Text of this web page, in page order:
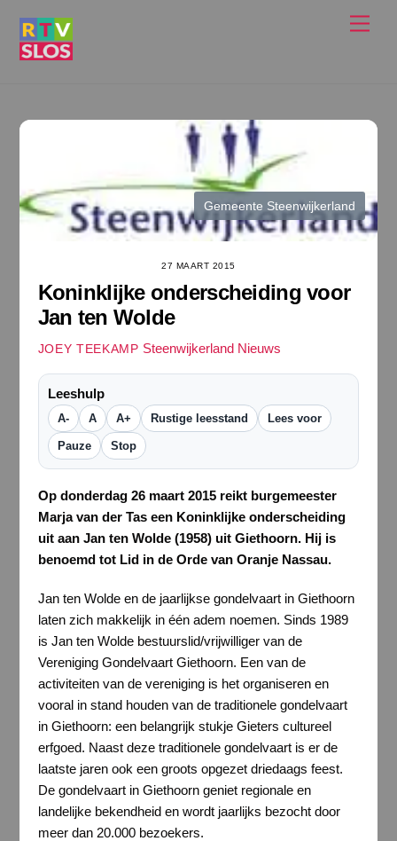
Gemeente Steenwijkerland
27 MAART 2015
Koninklijke onderscheiding voor
Jan ten Wolde
JOEY TEEKAMP Steenwijkerland Nieuws
Leeshulp
A- A A+ Rustige leesstand Lees voor
Pauze Stop
Op donderdag 26 maart 2015 reikt burgemeester
Marja van der Tas een Koninklijke onderscheiding
uit aan Jan ten Wolde (1958) uit Giethoorn. Hij is
benoemd tot Lid in de Orde van Oranje Nassau.
Jan ten Wolde en de jaarlijkse gondelvaart in Giethoorn
laten zich makkelijk in één adem noemen. Sinds 1989
is Jan ten Wolde bestuurslid/vrijwilliger van de
Vereniging Gondelvaart Giethoorn. Een van de
activiteiten van de vereniging is het organiseren en
vooral in stand houden van de traditionele gondelvaart
in Giethoorn: een belangrijk stukje Gieters cultureel
erfgoed. Naast deze traditionele gondelvaart is er de
laatste jaren ook een groots opgezet driedaags feest.
De gondelvaart in Giethoorn geniet regionale en
landelijke bekendheid en wordt jaarlijks bezocht door
meer dan 20.000 bezoekers.